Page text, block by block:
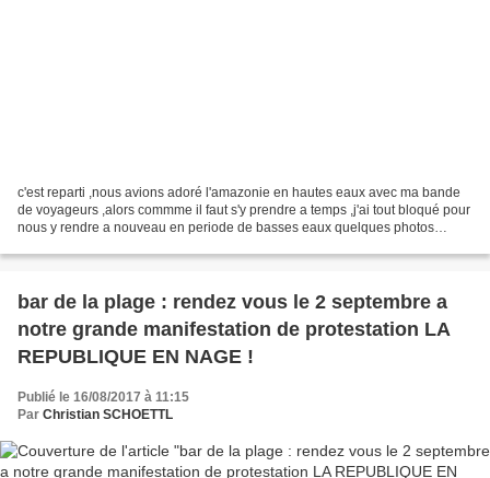
c'est reparti ,nous avions adoré l'amazonie en hautes eaux avec ma bande
de voyageurs ,alors commme il faut s'y prendre a temps ,j'ai tout bloqué pour
nous y rendre a nouveau en periode de basses eaux quelques photos
bar de la plage : rendez vous le 2 septembre a
notre grande manifestation de protestation LA
REPUBLIQUE EN NAGE !
Publié le 16/08/2017 à 11:15
Par Christian SCHOETTL